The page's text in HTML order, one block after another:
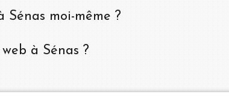
moi-même ?
à Sénas ?